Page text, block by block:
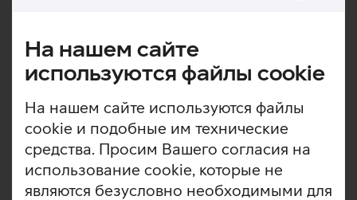
На нашем сайте
используются файлы cookie
На нашем сайте используются файлы
cookie и подобные им технические
средства. Просим Вашего согласия на
использование cookie, которые не
являются безусловно необходимыми для